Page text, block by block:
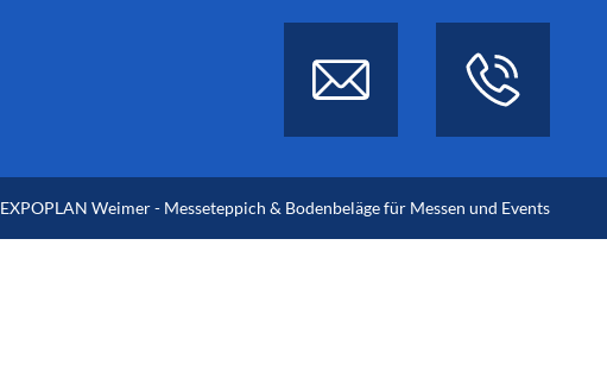
EXPOPLAN Weimer - Messeteppich & Bodenbeläge für Messen und Events